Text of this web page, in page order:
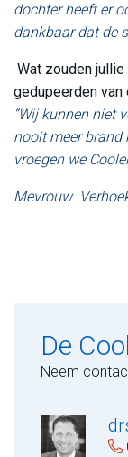
dochter heeft er
dankbaar dat de
Wat zouden
gedupeerden van
“Wij kunnen niet
nooit meer brand
vroegen we
Mevrouw
De
Neem